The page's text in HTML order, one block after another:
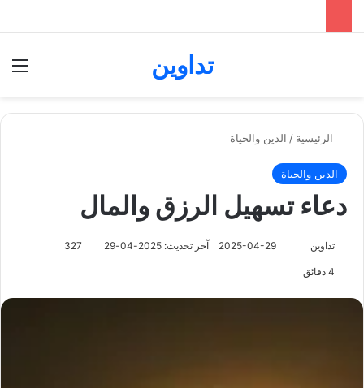
تداوين
الرئيسية / الدين والحياة
الدين والحياة
دعاء تسهيل الرزق والمال
تداوين 2025-04-29 آخر تحديث: 2025-04-29 327